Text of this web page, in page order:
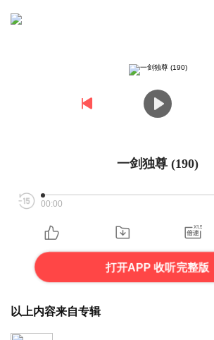
一剑独尊 (190)
00:00
打开APP 收听完整版
以上内容来自专辑